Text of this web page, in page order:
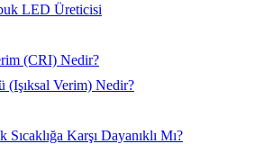
LED Üreticisi
(CRI) Nedir?
(Işıksal Verim) Nedir?
Karşı Dayanıklı Mı?